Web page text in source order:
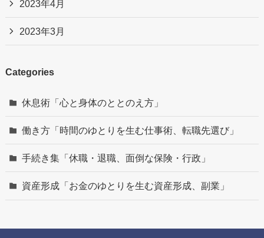
2023年4月
2023年3月
Categories
休息術「心と身体のととのえ方」
働き方「時間のゆとりを生む仕事術、転職先選び」
手続き集「休職・退職、面倒な保険・行政」
資産形成「お金のゆとりを生む資産形成、副業」